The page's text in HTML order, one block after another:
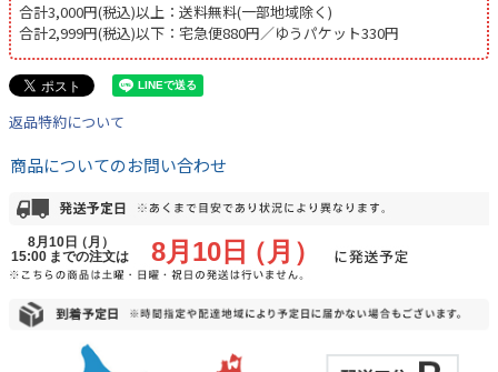
合計3,000円(税込)以上：送料無料(一部地域除く)
合計2,999円(税込)以下：宅急便880円／ゆうパケット330円
返品特約について
商品についてのお問い合わせ